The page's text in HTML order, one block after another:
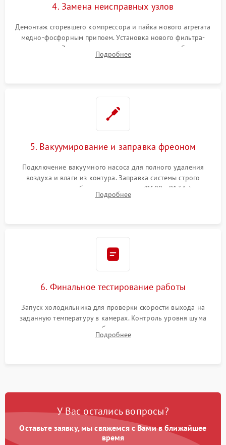
4. Замена неисправных узлов
Демонтаж сгоревшего компрессора и пайка нового агрегата
медно-фосфорным припоем. Установка нового фильтра-
осушителя. Замена изношенных вентиляторов обдува,
сломанных заслонок или поврежденных дверных петель.
Подробнее
5. Вакуумирование и заправка фреоном
Подключение вакуумного насоса для полного удаления
воздуха и влаги из контура. Заправка системы строго
дозированным объемом хладагента (R600a, R134a) по
электронным весам. Контроль рабочего давления в системе.
Подробнее
6. Финальное тестирование работы
Запуск холодильника для проверки скорости выхода на
заданную температуру в камерах. Контроль уровня шума
компрессора, отсутствия обмерзания стенок и корректного
срабатывания системы автоматической оттайки.
Подробнее
У Вас остались вопросы?
Оставьте заявку, мы свяжемся с Вами в ближайшее
время